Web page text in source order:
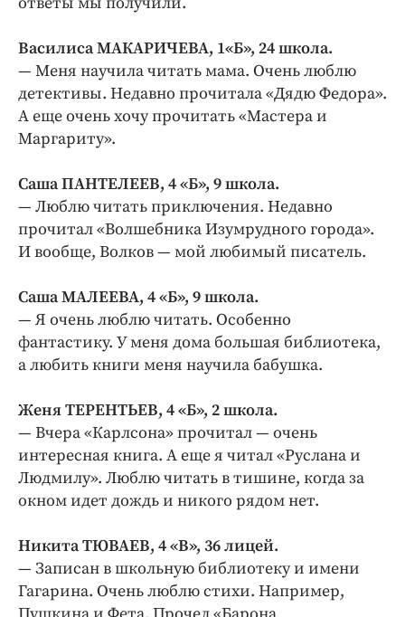
Василиса МАКАРИЧЕВА, 1«Б», 24 школа.
— Меня научила читать мама. Очень люблю
детективы. Недавно прочитала «Дядю Федора».
А еще очень хочу прочитать «Мастера и
Маргариту».
Саша ПАНТЕЛЕЕВ, 4 «Б», 9 школа.
— Люблю читать приключения. Недавно
прочитал «Волшебника Изумрудного города».
И вообще, Волков — мой любимый писатель.
Саша МАЛЕЕВА, 4 «Б», 9 школа.
— Я очень люблю читать. Особенно
фантастику. У меня дома большая библиотека,
а любить книги меня научила бабушка.
Женя ТЕРЕНТЬЕВ, 4 «Б», 2 школа.
— Вчера «Карлсона» прочитал — очень
интересная книга. А еще я читал «Руслана и
Людмилу». Люблю читать в тишине, когда за
окном идет дождь и никого рядом нет.
Никита ТЮВАЕВ, 4 «B», 36 лицей.
— Записан в школьную библиотеку и имени
Гагарина. Очень люблю стихи. Например,